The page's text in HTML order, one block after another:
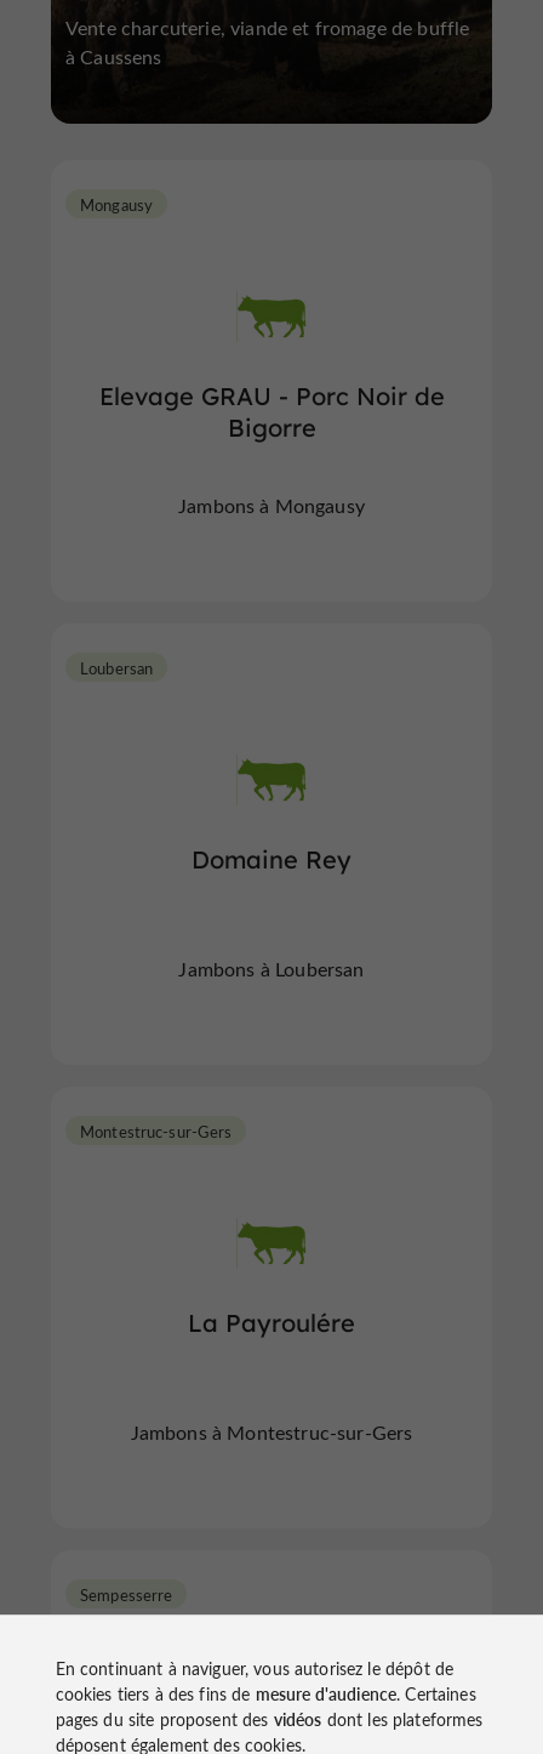
Vente charcuterie, viande et fromage de buffle
à Caussens
Elevage GRAU - Porc Noir de
Bigorre
Mongausy
Jambons à Mongausy
Domaine Rey
Loubersan
Jambons à Loubersan
La Payroulére
Montestruc-sur-Gers
Jambons à Montestruc-sur-Gers
Sempesserre
En continuant à naviguer, vous autorisez le dépôt de
cookies tiers à des fins de mesure d'audience. Certaines
pages du site proposent des vidéos dont les plateformes
déposent également des cookies.